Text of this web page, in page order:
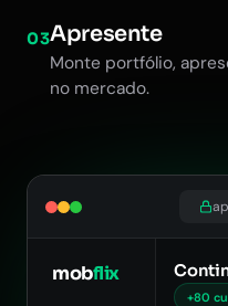
03Apresente
Monte portfólio,
no mercado.
mobflix
+80